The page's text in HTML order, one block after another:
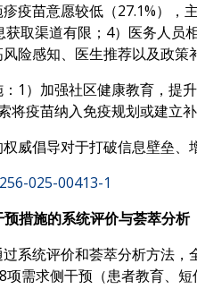
疫苗意愿较低（27.1%）
获取渠道有限；4）医务人
险感知、医生推荐以及政策
1）加强社区健康教育，提
将疫苗纳入免疫规划或建立补
威倡导对于打破信息壁垒
025-00413-1
措施的系统评价与荟萃分析
系统评价和荟萃分析方法
需求侧干预（患者教育、